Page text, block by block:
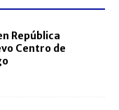
República
Centro de